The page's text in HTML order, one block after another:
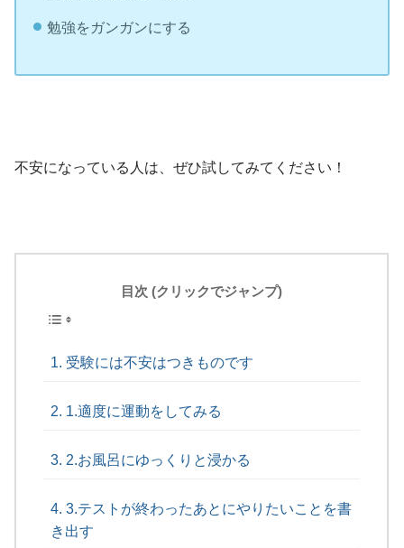
勉強をガンガンにする
不安になっている人は、ぜひ試してみてください！
目次 (クリックでジャンプ)
受験には不安はつきものです
1.適度に運動をしてみる
2.お風呂にゆっくりと浸かる
3.テストが終わったあとにやりたいことを書
き出す